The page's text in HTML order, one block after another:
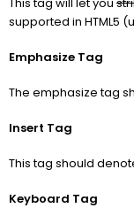
supported in HTML5
Emphasize Tag
The emphasize tag
Insert Tag
This tag should
Keyboard Tag